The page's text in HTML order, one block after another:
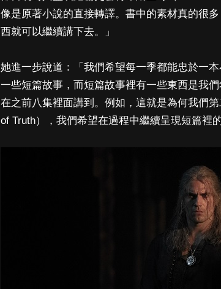
像是原著小說的直接轉譯。書中的素材真的很
西就可以繼續講下去。」
她進一步說道：「我們希望每一季都能忠於一
一些短篇故事，而短篇故事裡有一些東西是我
在之前八集裡面講到。例如，這就是為何我們
of Truth），我們希望在過程中繼續呈現短篇裡